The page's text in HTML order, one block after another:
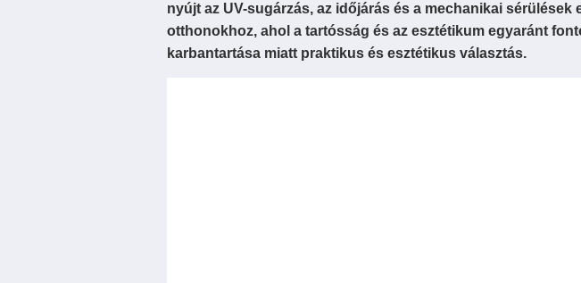
nyújt az UV-sugárzás, az időjárás és a mechanikai
otthonokhoz, ahol a tartósság és az esztétikum egyaránt
karbantartása miatt praktikus és esztétikus választás.